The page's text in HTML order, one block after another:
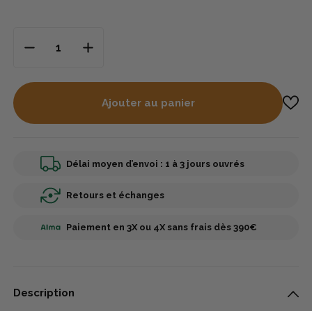
Ajouter au panier
Délai moyen d’envoi : 1 à 3 jours ouvrés
Retours et échanges
Paiement en 3X ou 4X sans frais dès 390€
Description